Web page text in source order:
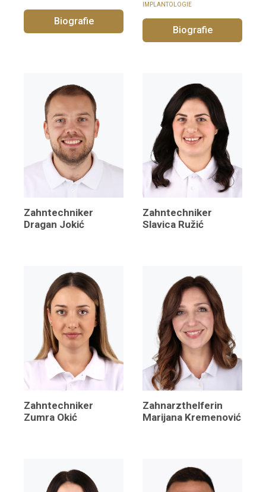
Biografie
IMPLANTOLOGIE
Biografie
Zahntechniker
Dragan Jokić
Zahntechniker
Slavica Ružić
Zahntechniker
Zumra Okić
Zahnarzthelferin
Marijana Kremenović